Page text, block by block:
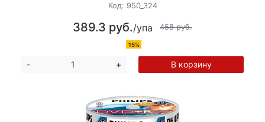
Код: 950_324
389.3 руб./упа 458 руб.
15%
- + В корзину